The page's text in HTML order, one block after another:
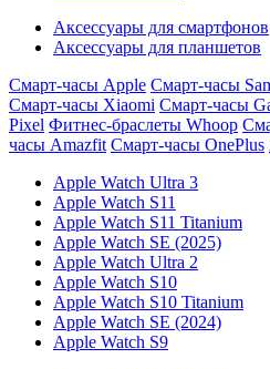
Аксессуары для смартфонов
Аксессуары для планшетов
Смарт-часы Apple Смарт-часы
Смарт-часы Xiaomi Смарт-часы
Pixel Фитнес-браслеты Whoop
часы Amazfit Смарт-часы OnePlus
Apple Watch Ultra 3
Apple Watch S11
Apple Watch S11 Titanium
Apple Watch SE (2025)
Apple Watch Ultra 2
Apple Watch S10
Apple Watch S10 Titanium
Apple Watch SE (2024)
Apple Watch S9